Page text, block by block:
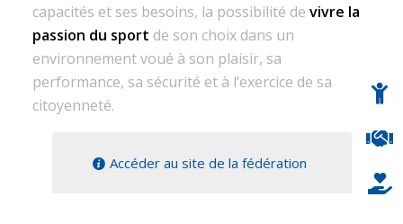
capacités et ses besoins, la possibilité de vivre la
passion du sport de son choix dans un
environnement voué à son plaisir, sa
performance, sa sécurité et à l’exercice de sa
citoyenneté.
Accéder au site de la fédération